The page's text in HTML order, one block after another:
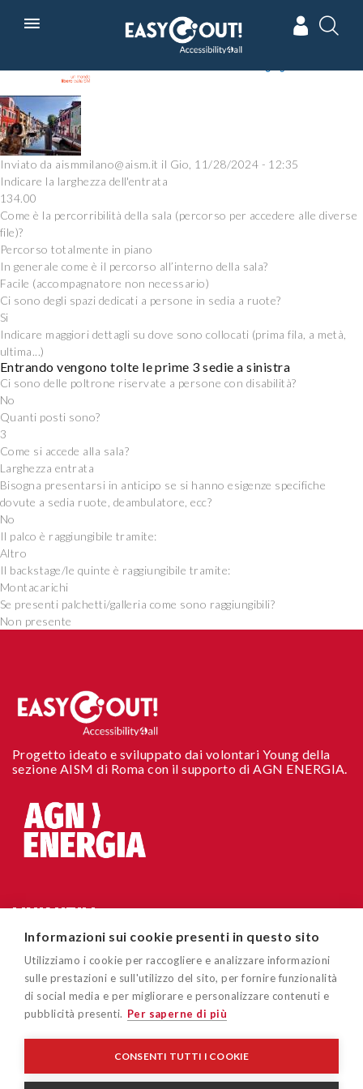
In collaborazione con Powered by
Inviato da aismmilano@aism.it il Gio, 11/28/2024 - 12:35
Indicare la larghezza dell'entrata
134.00
Come è la percorribilità della sala (percorso per accedere alle diverse
file)?
Percorso totalmente in piano
In generale come è il percorso all’interno della sala?
Facile (accompagnatore non necessario)
Ci sono degli spazi dedicati a persone in sedia a ruote?
Si
Indicare maggiori dettagli su dove sono collocati (prima fila, a metà,
ultima...)
Entrando vengono tolte le prime 3 sedie a sinistra
Ci sono delle poltrone riservate a persone con disabilità?
No
Quanti posti sono?
3
Come si accede alla sala?
Larghezza entrata
Bisogna presentarsi in anticipo se si hanno esigenze specifiche
dovute a sedia ruote, deambulatore, ecc?
No
Il palco è raggiungibile tramite:
Altro
Il backstage/le quinte è raggiungibile tramite:
Montacarichi
Se presenti palchetti/galleria come sono raggiungibili?
Non presente
Progetto ideato e sviluppato dai volontari Young della
sezione AISM di Roma con il supporto di AGN ENERGIA.
LINK UTILI
Chi siamo
Accessibilità sito
Cookie policy
Privacy policy
Disclaimer
CONTATTI
Via Cavour 181/A 00184 Roma
easygoout@aism.it
Associazione Italiana Sclerosi Multipla – AISM – Associazione
96015150582
Informazioni sui cookie presenti in questo sito
Utilizziamo i cookie per raccogliere e analizzare informazioni
sulle prestazioni e sull'utilizzo del sito, per fornire funzionalità
di social media e per migliorare e personalizzare contenuti e
pubblicità presenti. Per saperne di più
CONSENTI TUTTI I COOKIE